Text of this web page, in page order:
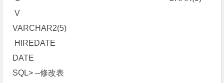
V
VARCHAR2(5)
HIREDATE
DATE
SQL> --修改表